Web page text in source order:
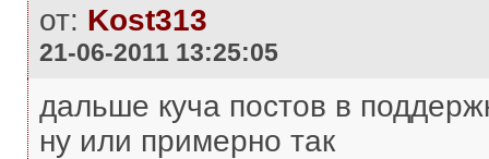
от: Kost313
21-06-2011 13:25:05
дальше куча постов в
ну или примерно так